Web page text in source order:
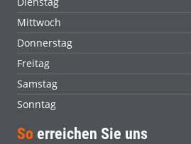
Mittwoch
Donnerstag
Freitag
Samstag
Sonntag
So erreichen Sie uns